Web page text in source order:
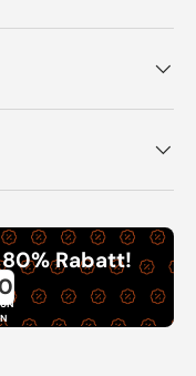
80% Rabatt!